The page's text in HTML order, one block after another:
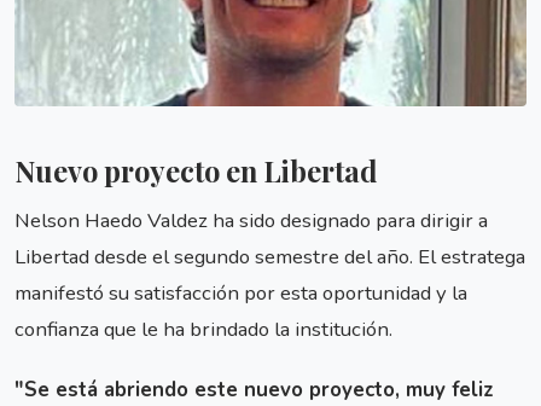
Nuevo proyecto en Libertad
Nelson Haedo Valdez ha sido designado para dirigir a
Libertad desde el segundo semestre del año. El estratega
manifestó su satisfacción por esta oportunidad y la
confianza que le ha brindado la institución.
"Se está abriendo este nuevo proyecto, muy feliz